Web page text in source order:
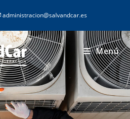
administracion@salvandcar.es
Menú